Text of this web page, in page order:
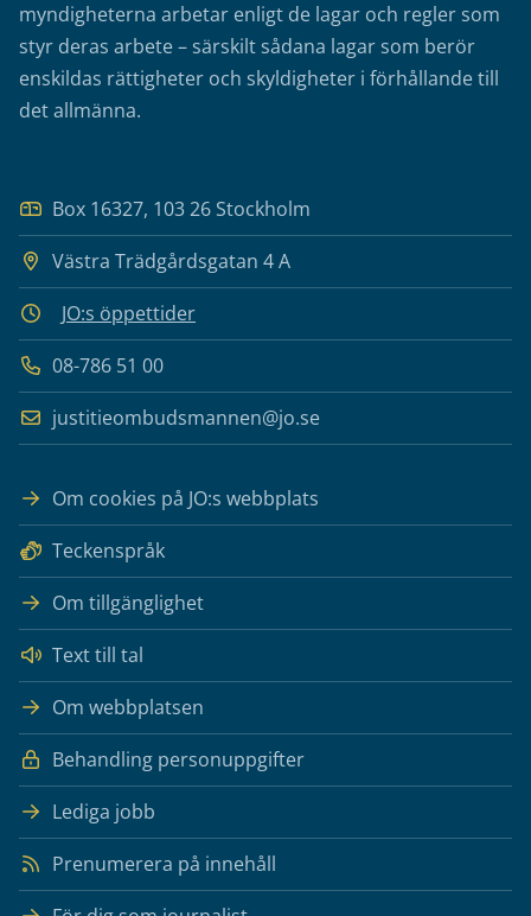
myndigheterna arbetar enligt de lagar och regler som
styr deras arbete – särskilt sådana lagar som berör
enskildas rättigheter och skyldigheter i förhållande till
det allmänna.
Box 16327, 103 26 Stockholm
Västra Trädgårdsgatan 4 A
JO:s öppettider
08-786 51 00
justitieombudsmannen@jo.se
Om cookies på JO:s webbplats
Teckenspråk
Om tillgänglighet
Text till tal
Om webbplatsen
Behandling personuppgifter
Lediga jobb
Prenumerera på innehåll